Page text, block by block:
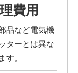
費用
品など電気機
ターとは異な
す。